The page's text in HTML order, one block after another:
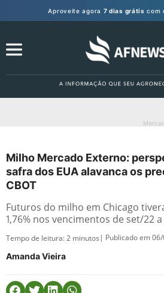
Aproveite agora 7 dias grátis com
Milho Mercado Externo:
safra dos EUA alavanca os
CBOT
Futuros do milho em Chicago
1,76% nos vencimentos de set/22
Tempo de leitura:2 minutos | Publicado em
Amanda Vieira